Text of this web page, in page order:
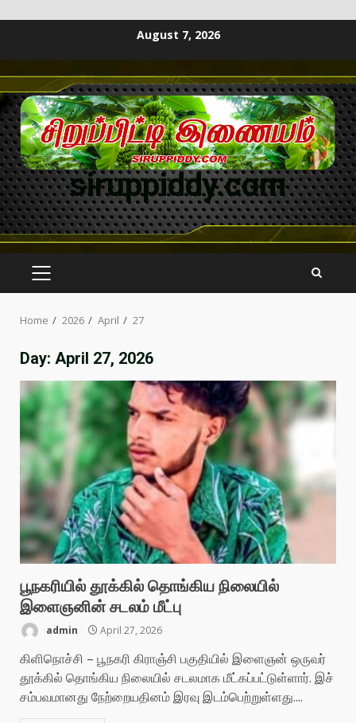
August 7, 2026
siruppiddy.com
Home 2026 April 27
Day: April 27, 2026
பூநகரியில் தூக்கில் தொங்கிய நிலையில்
இளைஞனின் சடலம் மீட்பு
admin April 27, 2026
கிளிநொச்சி – பூநகரி கிராஞ்சி பகுதியில் இளைஞன் ஒருவர்
தூக்கில் தொங்கிய நிலையில் சடலமாக மீட்கப்பட்டுள்ளார். இச்
சம்பவமானது நேற்றையதினம் இரவு இடம்பெற்றுள்ளது....